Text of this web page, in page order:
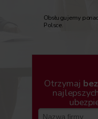
Otrzymaj
Obsługujemy
Polsce.